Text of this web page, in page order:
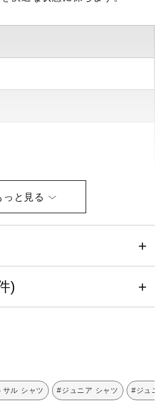
イン
ズ
ンス
93％、ポリウレタン7％
)
サル シャツ #ジュニア シャツ #ジュニ